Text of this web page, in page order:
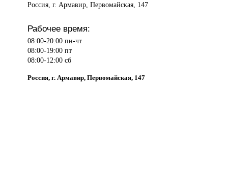
Россия, г. Армавир, Первомайская, 147
Рабочее время:
08:00-20:00 пн-чт
08:00-19:00 пт
08:00-12:00 сб
Россия, г. Армавир, Первомайская, 147